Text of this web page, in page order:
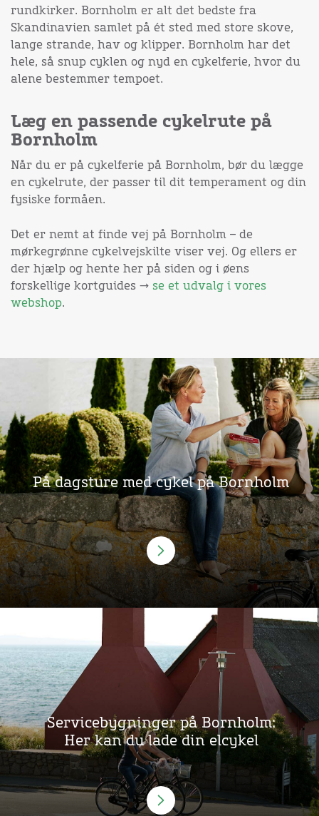
rundkirker. Bornholm er alt det bedste fra
Skandinavien samlet på ét sted med store skove,
lange strande, hav og klipper. Bornholm har det
hele, så snup cyklen og nyd en cykelferie, hvor du
alene bestemmer tempoet.
Læg en passende cykelrute på
Bornholm
Når du er på cykelferie på Bornholm, bør du lægge
en cykelrute, der passer til dit temperament og din
fysiske formåen.
Det er nemt at finde vej på Bornholm – de
mørkegrønne cykelvejskilte viser vej. Og ellers er
der hjælp og hente her på siden og i øens
forskellige kortguides → se et udvalg i vores
webshop.
På dagsture med cykel på Bornholm
Servicebygninger på Bornholm:
Her kan du lade din elcykel